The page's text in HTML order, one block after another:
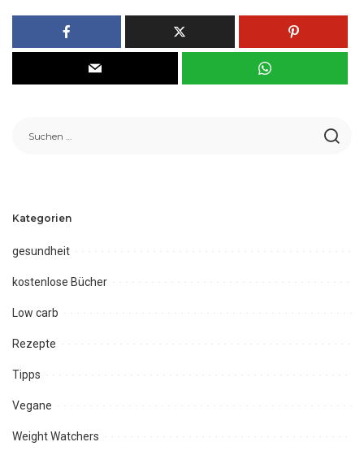
Kategorien
gesundheit
kostenlose Bücher
Low carb
Rezepte
Tipps
Vegane
Weight Watchers